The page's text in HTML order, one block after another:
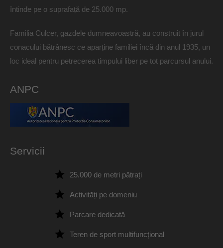
întinde pe o suprafață de 25.000 mp.
Familia Culcer, gazdele dumneavoastră, au construit în jurul
conacului bătrânesc ce aparține familiei încă din anul 1935, un
loc ideal pentru petrecerea timpului liber pe tot parcursul anului.
ANPC
Servicii
25.000 de metri pătrați
Activități pe domeniu
Parcare dedicată
Teren de sport multifuncțional